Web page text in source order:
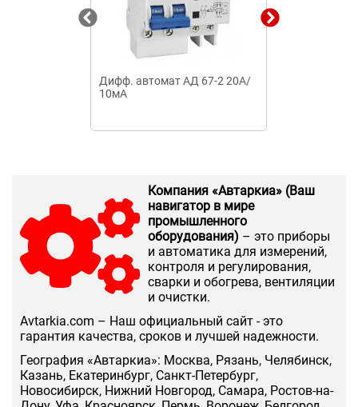
Дифф. автомат АД 67-2 20А/
10мА
Компания «Автаркиа» (Ваш
навигатор в мире
промышленного
оборудования) – это приборы
и автоматика для измерений,
контроля и регулирования,
сварки и обогрева, вентиляции
и очистки.
Аvtarkia.com – Наш официальный сайт - это
гарантия качества, сроков и лучшей надежности.
География «Автаркиа»: Москва, Рязань, Челябинск,
Казань, Екатеринбург, Санкт-Петербург,
Новосибирск, Нижний Новгород, Самара, Ростов-на-